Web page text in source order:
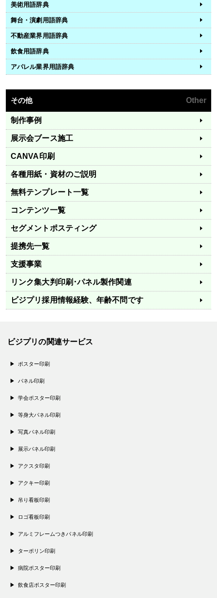
美術用語辞典
舞台・演劇用語辞典
不動産業界用語辞典
飲食用語辞典
アパレル業界用語辞典
その他 Other
制作事例
展示会ブース施工
CANVA印刷
各種用紙・資材のご説明
無料テンプレート一覧
コンテンツ一覧
セグメントポスティング
提携先一覧
支援事業
リンク集大判印刷･パネル製作関連
ビジプリ採用情報経験、年齢不問です
ビジプリの関連サービス
ポスター印刷
パネル印刷
学会ポスター印刷
等身大パネル印刷
写真パネル印刷
展示パネル印刷
アクスタ印刷
アクキー印刷
吊り看板印刷
ロゴ看板印刷
アルミフレームつきパネル印刷
ターポリン印刷
病院ポスター印刷
飲食店ポスター印刷